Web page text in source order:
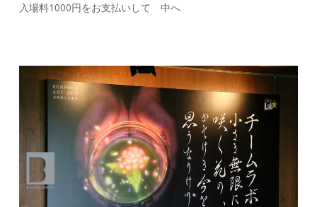
入場料1000円をお支払いして 中へ